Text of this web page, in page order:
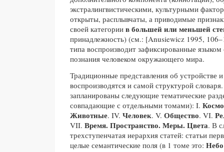
экстралингвистическими, культурными
открыты, расплывчаты, а приводимые
своей категории в большей или меньшей
принадлежность) (см.: [Anusiewicz 1995,
типа воспроизводит зафиксированные
познания человеком окружающего мира.
Традиционные представления об устройстве
воспроизводятся и самой структурой
запланированы следующие тематические
совпадающие с отдельными томами): I.
Животные. IV. Человек. V. Общество. VI.
VII. Время. Пространство. Меры. Цвета. В
трехступенчатая иерархия статей: статьи
целые семантические поля (в 1 томе это: